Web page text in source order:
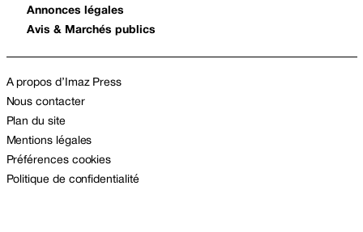
Annonces légales
Avis & Marchés publics
A propos d’Imaz Press
Nous contacter
Plan du site
Mentions légales
Préférences cookies
Politique de confidentialité